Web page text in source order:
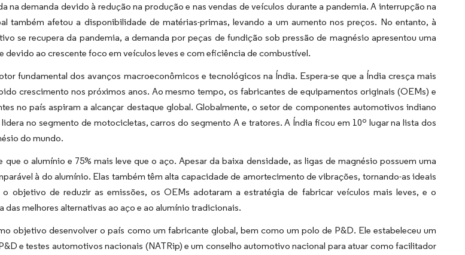
na demanda devido à redução na produção e nas vendas de veículos durante a pandemia. A interrupção na
também afetou a disponibilidade de matérias-primas, levando a um aumento nos preços. No entanto, à
se recupera da pandemia, a demanda por peças de fundição sob pressão de magnésio apresentou uma
devido ao crescente foco em veículos leves e com eficiência de combustível.
fundamental dos avanços macroeconômicos e tecnológicos na Índia. Espera-se que a Índia cresça mais
crescimento nos próximos anos. Ao mesmo tempo, os fabricantes de equipamentos originais (OEMs) e
no país aspiram a alcançar destaque global. Globalmente, o setor de componentes automotivos indiano
no segmento de motocicletas, carros do segmento A e tratores. A Índia ficou em 10º lugar na lista dos
do mundo.
que o alumínio e 75% mais leve que o aço. Apesar da baixa densidade, as ligas de magnésio possuem uma
à do alumínio. Elas também têm alta capacidade de amortecimento de vibrações, tornando-as ideais
objetivo de reduzir as emissões, os OEMs adotaram a estratégia de fabricar veículos mais leves, e o
das melhores alternativas ao aço e ao alumínio tradicionais.
objetivo desenvolver o país como um fabricante global, bem como um polo de P&D. Ele estabeleceu um
e testes automotivos nacionais (NATRip) e um conselho automotivo nacional para atuar como facilitador